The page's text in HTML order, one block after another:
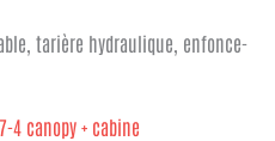
tarière hydraulique, enfonce-
4 canopy + cabine